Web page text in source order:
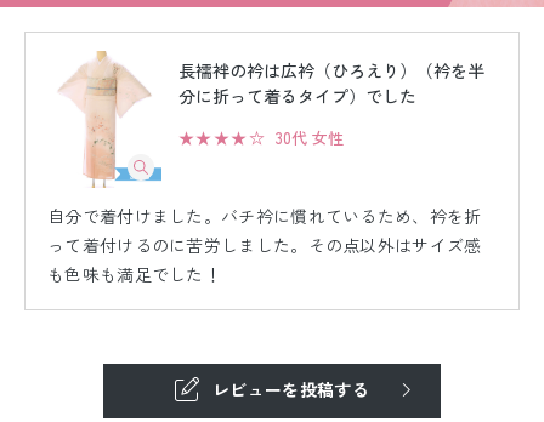
長襦袢の衿は広衿（ひろえり）（衿を半
分に折って着るタイプ）でした
★★★★☆ 30代 女性
自分で着付けました。バチ衿に慣れているため、衿を折
って着付けるのに苦労しました。その点以外はサイズ感
も色味も満足でした！
レビューを投稿する